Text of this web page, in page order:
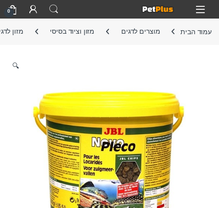
Skip to navigation
Skip to content
Open
0
עמוד הבית מוצרים לדגים מזון וציוד בסיסי מזון
🔍